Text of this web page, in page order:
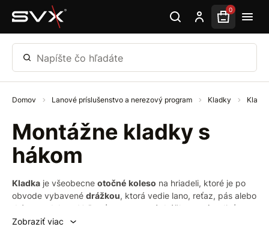
Preskočiť na hlavný obsah 0
Napíšte čo hľadáte
Domov Lanové príslušenstvo a nerezový program Kladky
Montážne kladky s
hákom
Kladka je všeobecne otočné koleso na hriadeli, ktoré je po
obvode vybavené drážkou, ktorá vedie lano, reťaz, pás alebo
drôt a podobne. Veľkosť vytvarované drážky musí sedieť s
veľkosťou vedeného média, napríklad lana.
Zobraziť viac